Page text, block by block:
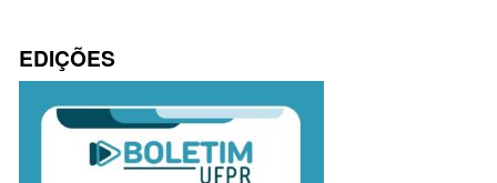
EDIÇÕES